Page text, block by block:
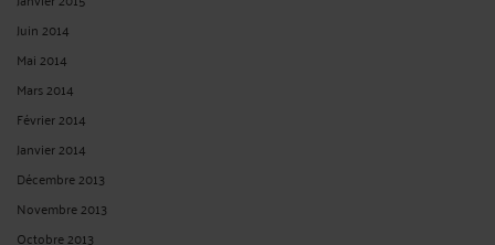
zoubir :« Bonjour maître, Le droit positif jurisprudentiel permet de demander la
... »
Le 4 juil. 2026 à 11:15
takoankosi :
notamment ... »
takoankosi :« Merci pour cet article très éclairant, Maître. La course contre la ... »